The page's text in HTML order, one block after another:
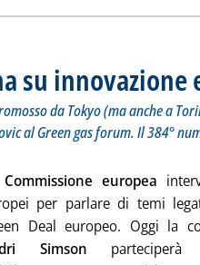
su innovazione
da Tokyo (ma anche a
al Green gas forum. Il 384°
Commissione europea
per parlare di temi
Deal europeo. Oggi la
Simson parteciperà